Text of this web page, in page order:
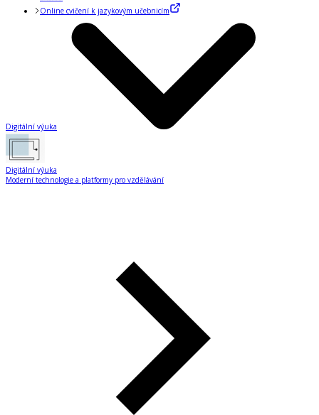
Online cvičení k jazykovým učebnicím
Digitální výuka
Digitální výuka
Moderní technologie a platformy pro vzdělávání